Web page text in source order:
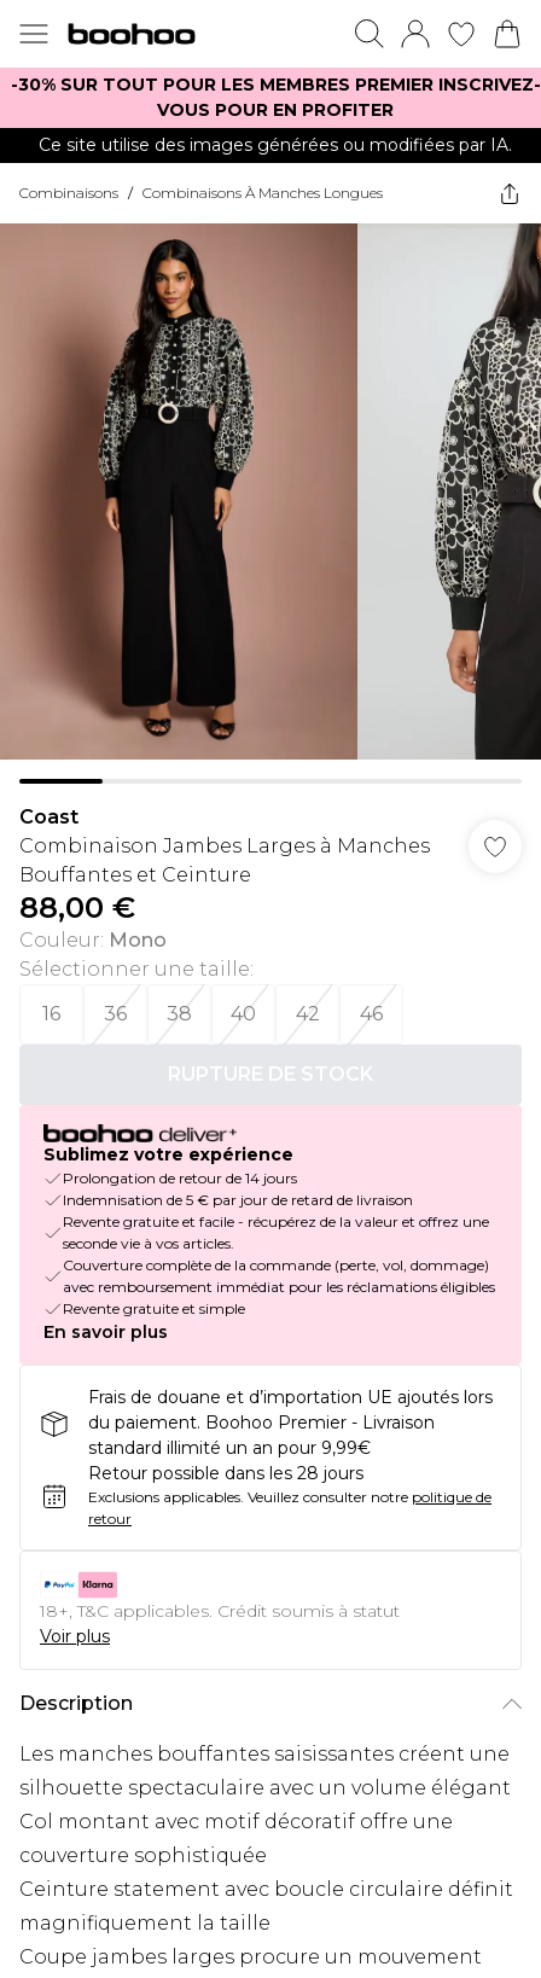
-30% SUR TOUT POUR LES MEMBRES PREMIER INSCRIVEZ-
VOUS POUR EN PROFITER
Ce site utilise des images générées ou modifiées par IA.
Combinaisons / Combinaisons À Manches Longues
Coast
Combinaison Jambes Larges à Manches
Bouffantes et Ceinture
88,00 €
Couleur: Mono
Sélectionner une taille:
16
36 38 40 42 46
RUPTURE DE STOCK
Sublimez votre expérience
Prolongation de retour de 14 jours
Indemnisation de 5 € par jour de retard de livraison
Revente gratuite et facile - récupérez de la valeur et offrez une
seconde vie à vos articles.
Couverture complète de la commande (perte, vol, dommage)
avec remboursement immédiat pour les réclamations éligibles
Revente gratuite et simple
En savoir plus
Frais de douane et d’importation UE ajoutés lors
du paiement. Boohoo Premier - Livraison
standard illimité un an pour 9,99€
Retour possible dans les 28 jours
Exclusions applicables. Veuillez consulter notre politique de
retour
18+, T&C applicables. Crédit soumis à statut
Voir plus
Description
Les manches bouffantes saisissantes créent une
silhouette spectaculaire avec un volume élégant
Col montant avec motif décoratif offre une
couverture sophistiquée
Ceinture statement avec boucle circulaire définit
magnifiquement la taille
Coupe jambes larges procure un mouvement